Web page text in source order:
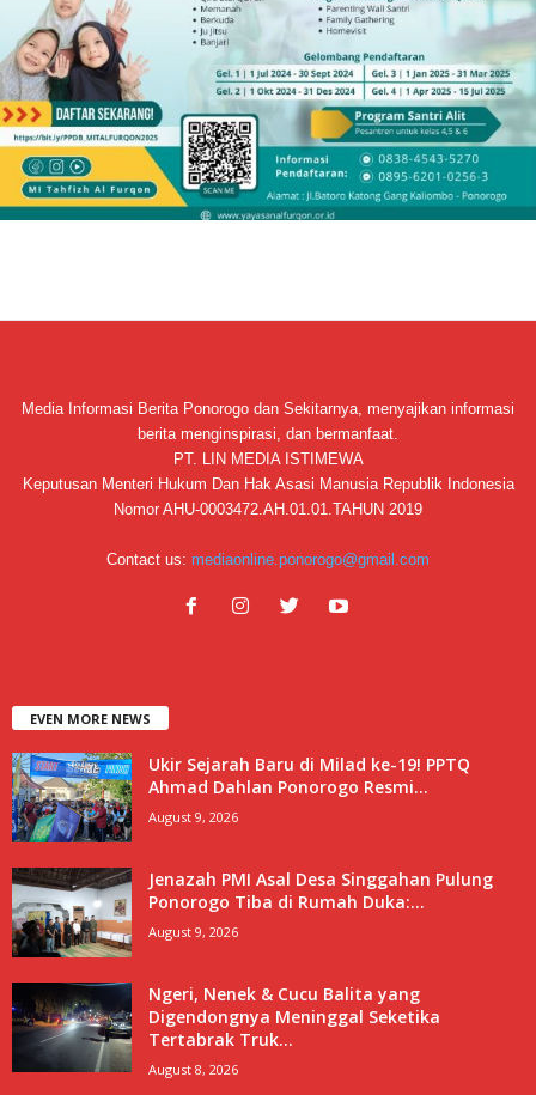
Media Informasi Berita Ponorogo dan Sekitarnya, menyajikan informasi
berita menginspirasi, dan bermanfaat.
PT. LIN MEDIA ISTIMEWA
Keputusan Menteri Hukum Dan Hak Asasi Manusia Republik Indonesia
Nomor AHU-0003472.AH.01.01.TAHUN 2019
Contact us: mediaonline.ponorogo@gmail.com
EVEN MORE NEWS
Ukir Sejarah Baru di Milad ke-19! PPTQ
Ahmad Dahlan Ponorogo Resmi...
August 9, 2026
Jenazah PMI Asal Desa Singgahan Pulung
Ponorogo Tiba di Rumah Duka:...
August 9, 2026
Ngeri, Nenek & Cucu Balita yang
Digendongnya Meninggal Seketika
Tertabrak Truk...
August 8, 2026